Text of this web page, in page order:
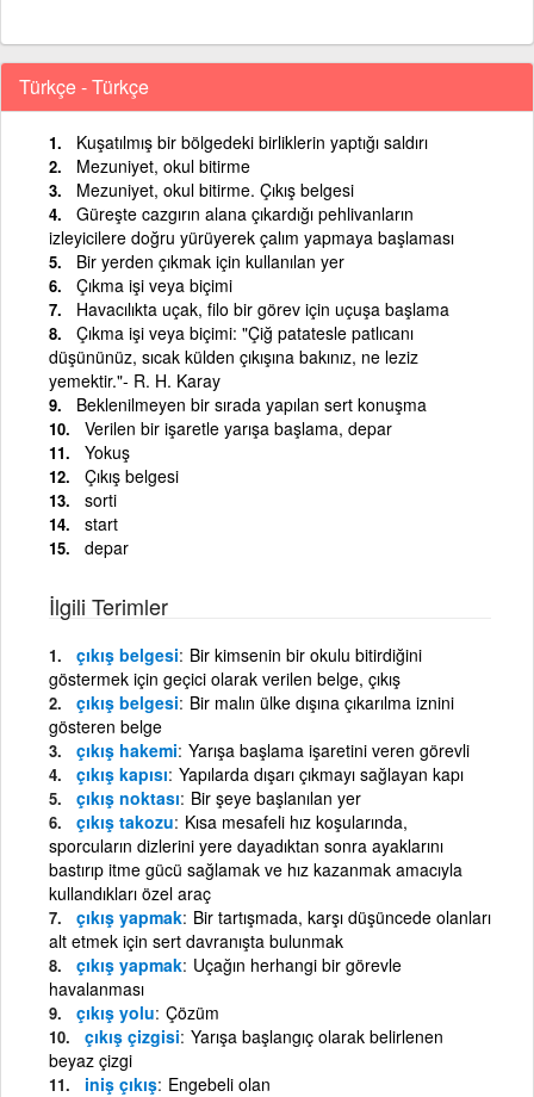
Türkçe - Türkçe
Kuşatılmış bir bölgedeki birliklerin yaptığı saldırı
Mezuniyet, okul bitirme
Mezuniyet, okul bitirme. Çıkış belgesi
Güreşte cazgırın alana çıkardığı pehlivanların
izleyicilere doğru yürüyerek çalım yapmaya başlaması
Bir yerden çıkmak için kullanılan yer
Çıkma işi veya biçimi
Havacılıkta uçak, filo bir görev için uçuşa başlama
Çıkma işi veya biçimi: "Çiğ patatesle patlıcanı
düşününüz, sıcak külden çıkışına bakınız, ne leziz
yemektir."- R. H. Karay
Beklenilmeyen bir sırada yapılan sert konuşma
Verilen bir işaretle yarışa başlama, depar
Yokuş
Çıkış belgesi
sorti
start
depar
İlgili Terimler
çıkış belgesi Bir kimsenin bir okulu bitirdiğini
göstermek için geçici olarak verilen belge, çıkış
çıkış belgesi Bir malın ülke dışına çıkarılma iznini
gösteren belge
çıkış hakemi Yarışa başlama işaretini veren görevli
çıkış kapısı Yapılarda dışarı çıkmayı sağlayan kapı
çıkış noktası Bir şeye başlanılan yer
çıkış takozu Kısa mesafeli hız koşularında,
sporcuların dizlerini yere dayadıktan sonra ayaklarını
bastırıp itme gücü sağlamak ve hız kazanmak amacıyla
kullandıkları özel araç
çıkış yapmak Bir tartışmada, karşı düşüncede olanları
alt etmek için sert davranışta bulunmak
çıkış yapmak Uçağın herhangi bir görevle
havalanması
çıkış yolu Çözüm
çıkış çizgisi Yarışa başlangıç olarak belirlenen
beyaz çizgi
iniş çıkış Engebeli olan